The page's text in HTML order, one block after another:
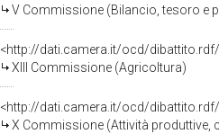
V Commissione (Bilancio, tesoro e
<http://dati.camera.it/ocd/
XIII Commissione (Agricoltura)
<http://dati.camera.it/ocd/
X Commissione (Attività produttive,